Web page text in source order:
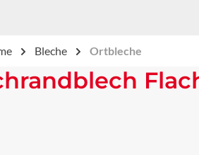
Bleche Ortbleche